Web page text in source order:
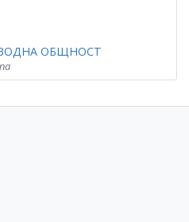
ОБЩНОСТ